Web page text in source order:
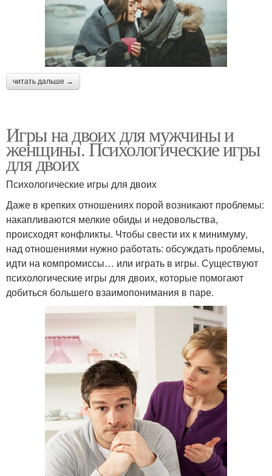
читать дальше →
Игры на двоих для мужчины и
женщины. Психологические игры
для двоих
Психологические игры для двоих
Даже в крепких отношениях порой возникают проблемы:
накапливаются мелкие обиды и недовольства,
происходят конфликты. Чтобы свести их к минимуму,
над отношениями нужно работать: обсуждать проблемы,
идти на компромиссы… или играть в игры. Существуют
психологические игры для двоих, которые помогают
добиться большего взаимопонимания в паре.